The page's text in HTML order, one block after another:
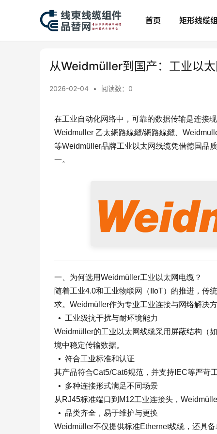
首页 矩形线缆
从Weidmüller到国产：工业以
2026-02-04 • 阅读数： 0
在工业自动化网络中，可靠的数据传输是连接
Weidmuller 乙太網路線纜/網路線纜、
等Weidmüller品牌工业以太网线缆凭借德国品
一。
一、为何选用Weidmüller工业以太网电缆？
随着工业4.0和工业物联网（IIoT）的推进，传
求。Weidmüller作为专业工业连接与网络解决
• 工业级抗干扰与耐环境能力
Weidmüller的工业以太网线缆采用屏蔽结构（
境中稳定传输数据。
• 符合工业标准和认证
其产品符合Cat5/Cat6规范，并支持IEC等严苛
• 多种连接形式满足不同场景
从RJ45标准端口到M12工业连接头，
• 品类齐全，易于维护与更换
Weidmüller不仅提供标准Ethernet线缆，还具